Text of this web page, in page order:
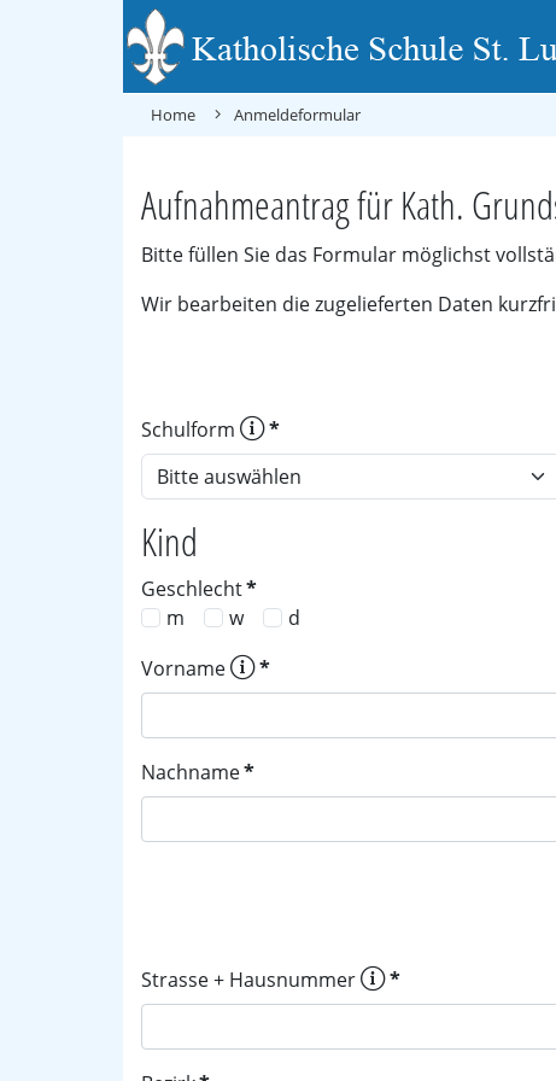
Home Anmeldeformular
Aufnahmeantrag für Kath.
Bitte füllen Sie das Formular möglichst
Wir bearbeiten die zugelieferten Daten
Schulform *
Kind
Geschlecht*
m
w
d
Vorname
*
Nachname*
Strasse + Hausnummer *